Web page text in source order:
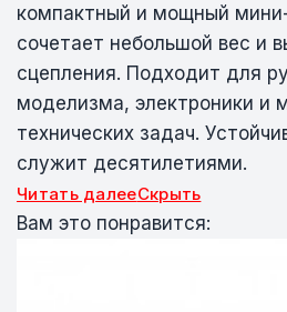
компактный и мощный
сочетает небольшой вес и
сцепления. Подходит для
моделизма, электроники и
технических задач.
служит десятилетиями.
Читать далееСкрыть
Вам это понравится: